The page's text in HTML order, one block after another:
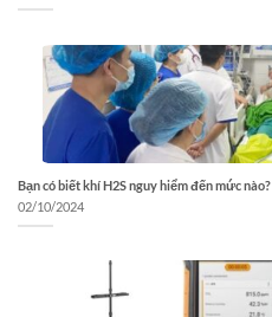
Bạn có biết khí H2S nguy hiểm đến mức nào?
02/10/2024